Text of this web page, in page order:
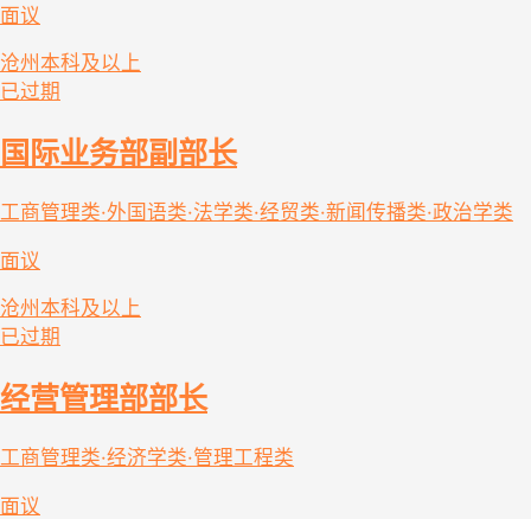
面议
沧州 本科及以上
已过期
国际业务部副部长
工商管理类·外国语类·法学类·经贸类·新闻传播类·政治学类
面议
沧州 本科及以上
已过期
经营管理部部长
工商管理类·经济学类·管理工程类
面议